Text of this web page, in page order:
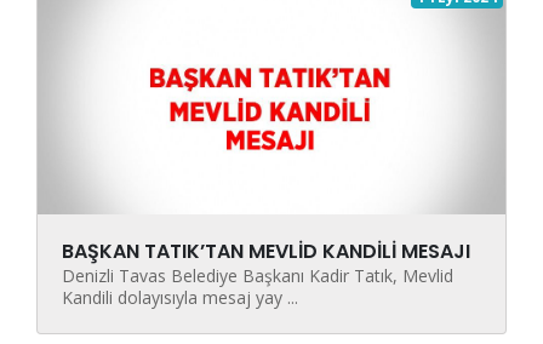
BAŞKAN TATIK’TAN MEVLİD KANDİLİ MESAJI
Denizli Tavas Belediye Başkanı Kadir Tatık, Mevlid
Kandili dolayısıyla mesaj yay ...